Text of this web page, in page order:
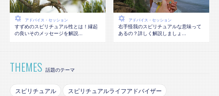
アドバイス・セッション
すずめのスピリチュアル性とは！縁起
の良いそのメッセージを解説...
アドバイス・セッション
右手怪我のスピリチュアルな意味って
あるの？詳しく解説しましょ...
THEMES 話題のテーマ
スピリチュアル スピリチュアルライフアドバイザー